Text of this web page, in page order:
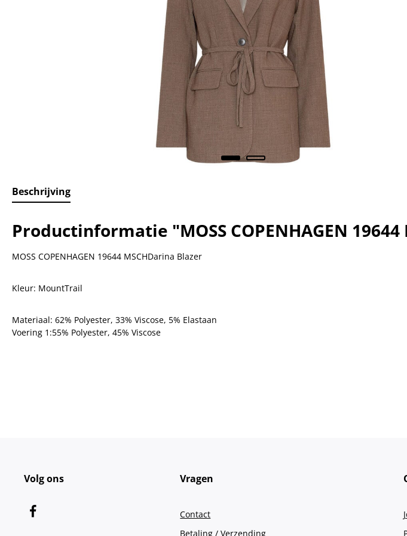
Beschrijving
Productinformatie "MOSS COPENHAGEN
MOSS COPENHAGEN 19644 MSCHDarina Blazer
Kleur: MountTrail
Materiaal: 62% Polyester, 33% Viscose, 5% Elastaan
Voering 1:55% Polyester, 45% Viscose
Volg ons Vragen
Contact
Betaling / Verzending